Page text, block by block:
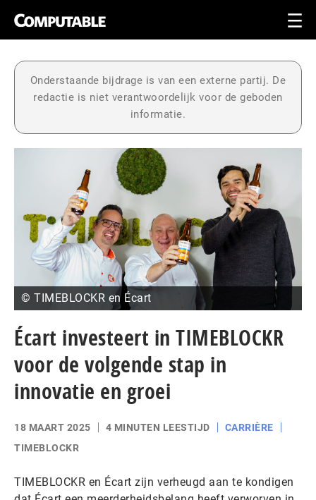
Onderstaande bijdrage is van een externe partij. De
redactie is niet verantwoordelijk voor de geboden
informatie.
© TIMEBLOCKR en Écart
Écart investeert in TIMEBLOCKR
voor de volgende stap in
innovatie en groei
18 MAART 2025 4 MINUTEN LEESTIJD
CARRIÈRE
TIMEBLOCKR
TIMEBLOCKR en Écart zijn verheugd aan te kondigen